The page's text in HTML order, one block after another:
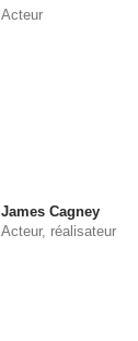
Acteur
James Cagney
Acteur, réalisateur